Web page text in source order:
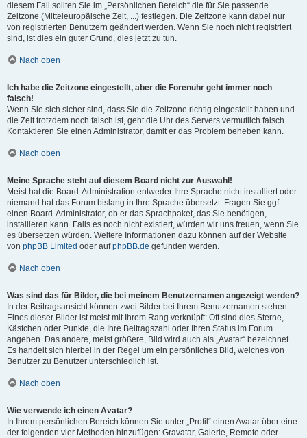
diesem Fall sollten Sie im „Persönlichen Bereich“ die für Sie passende
Zeitzone (Mitteleuropäische Zeit, ...) festlegen. Die Zeitzone kann dabei nur
von registrierten Benutzern geändert werden. Wenn Sie noch nicht registriert
sind, ist dies ein guter Grund, dies jetzt zu tun.
Nach oben
Ich habe die Zeitzone eingestellt, aber die Forenuhr geht immer noch
falsch!
Wenn Sie sich sicher sind, dass Sie die Zeitzone richtig eingestellt haben und
die Zeit trotzdem noch falsch ist, geht die Uhr des Servers vermutlich falsch.
Kontaktieren Sie einen Administrator, damit er das Problem beheben kann.
Nach oben
Meine Sprache steht auf diesem Board nicht zur Auswahl!
Meist hat die Board-Administration entweder Ihre Sprache nicht installiert oder
niemand hat das Forum bislang in Ihre Sprache übersetzt. Fragen Sie ggf.
einen Board-Administrator, ob er das Sprachpaket, das Sie benötigen,
installieren kann. Falls es noch nicht existiert, würden wir uns freuen, wenn Sie
es übersetzen würden. Weitere Informationen dazu können auf der Website
von phpBB Limited oder aufphpBB.de gefunden werden.
Nach oben
Was sind das für Bilder, die bei meinem Benutzernamen angezeigt werden?
In der Beitragsansicht können zwei Bilder bei Ihrem Benutzernamen stehen.
Eines dieser Bilder ist meist mit Ihrem Rang verknüpft: Oft sind dies Sterne,
Kästchen oder Punkte, die Ihre Beitragszahl oder Ihren Status im Forum
angeben. Das andere, meist größere, Bild wird auch als „Avatar“ bezeichnet.
Es handelt sich hierbei in der Regel um ein persönliches Bild, welches von
Benutzer zu Benutzer unterschiedlich ist.
Nach oben
Wie verwende ich einen Avatar?
In Ihrem persönlichen Bereich können Sie unter „Profil“ einen Avatar über eine
der folgenden vier Methoden hinzufügen: Gravatar, Galerie, Remote oder